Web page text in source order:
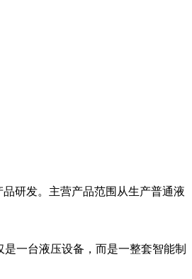
研发。主营产品范围从生产普通液
一台液压设备，而是一整套智能制